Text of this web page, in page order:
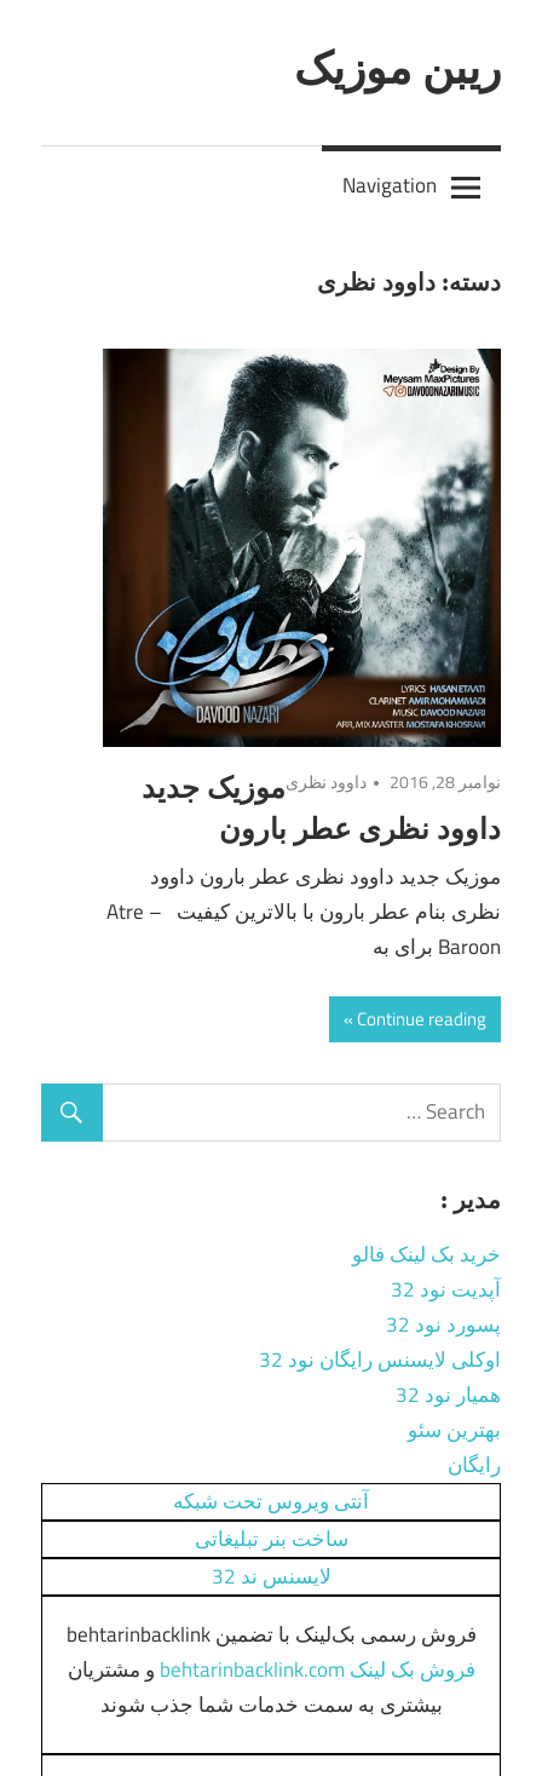
content
ریبن موزیک
mp3
جدید
Navigation
دسته: داوود نظری
نوامبر 28, 2016 داوود نظریموزیک جدید
داوود نظری عطر بارون
موزیک جدید داوود نظری عطر بارون داوود
نظری بنام عطر بارون با بالاترین کیفیت – Atre
Baroon برای به
Continue reading
مدیر :
خرید بک لینک فالو
آپدیت نود 32
پسورد نود 32
اوکلی لایسنس رایگان نود 32
همیار نود 32
بهترین سئو
رایگان
آنتی ویروس تحت شبکه
ساخت بنر تبلیغاتی
لایسنس ند 32
فروش رسمی بک‌لینک با تضمین behtarinbacklink
فروش بک لینک behtarinbacklink.com
و مشتریان
بیشتری به سمت خدمات شما جذب شوند